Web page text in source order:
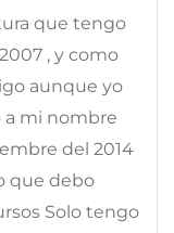
que tengo
, y como
aunque yo
a mi nombre
del 2014
que debo
Solo tengo